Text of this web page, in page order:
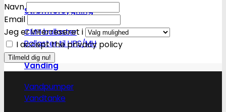
Strømforsygning
CMH ballaster
Ballaster til HPS/MH
Vanding
Vandpumper
Vandtanke
Navn
Email
Jeg er interreseret i
I accept the privacy policy